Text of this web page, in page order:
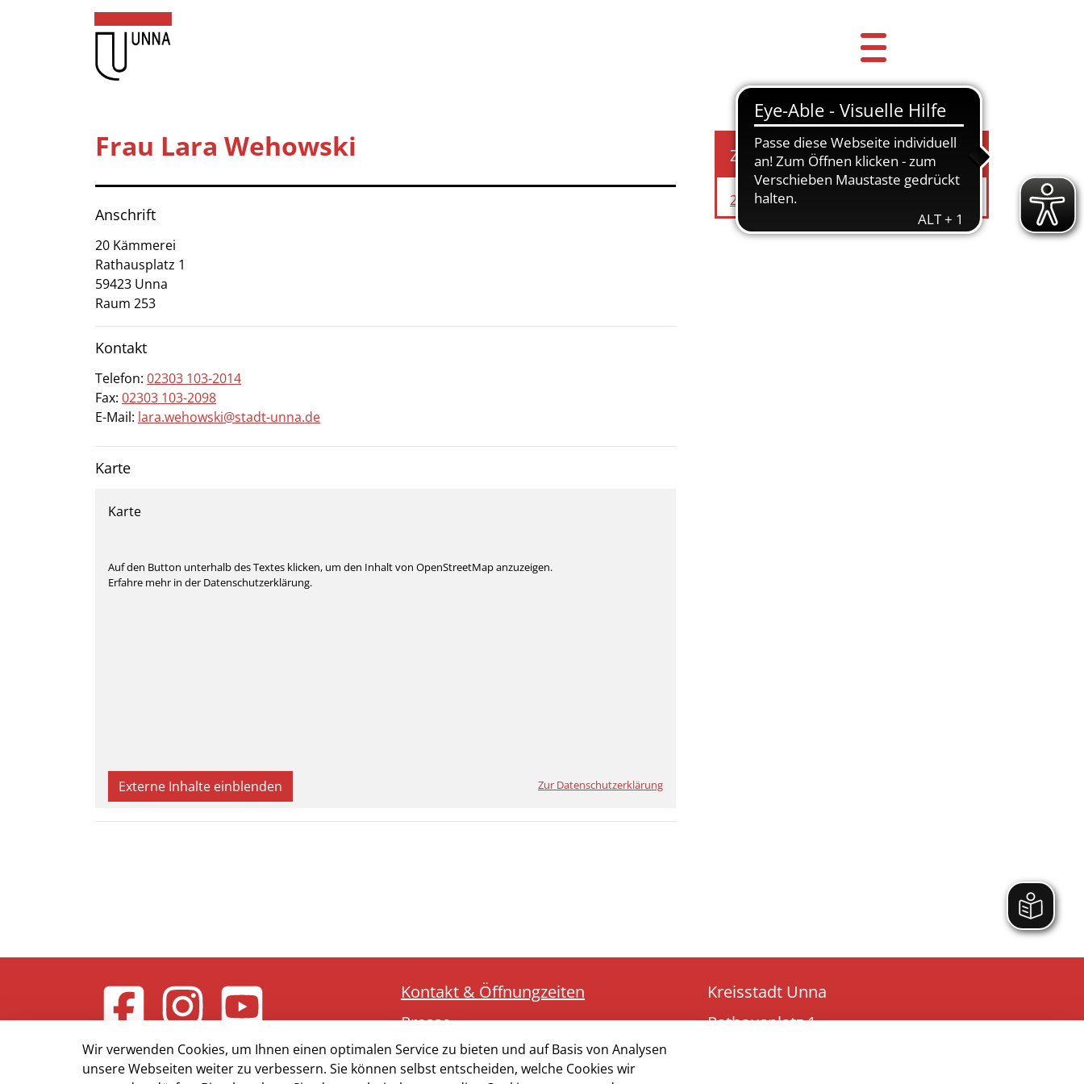
Zum Hauptinhalt springen
Zum Hauptinhalt
Dienstleistungen A-Z
Mitarbeitende A-Z
FAQ
Anmelden
Frau Lara Wehowski
Anschrift
20 Kämmerei
Rathausplatz 1
59423 Unna
Raum 253
Kontakt
Telefon: 02303 103-2014
Fax: 02303 103-2098
E-Mail: lara.wehowski@stadt-unna.de
Karte
Karte
Auf den Button unterhalb des Textes klicken, um den Inhalt von OpenStreetMap anzuzeigen.
Erfahre mehr in der Datenschutzerklärung.
Externe Inhalte einblenden Zur Datenschutzerklärung
Zuständige Einrichtung
20 Kämmerei
Kontakt & Öffnungzeiten
Presse
Impressum
Kreisstadt Unna
Rathausplatz 1
Wir verwenden Cookies, um Ihnen einen optimalen Service zu bieten und auf Basis von Analysen
unsere Webseiten weiter zu verbessern. Sie können selbst entscheiden, welche Cookies wir